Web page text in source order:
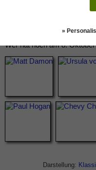
Wer hat noch am 8.
Darstellung:
»